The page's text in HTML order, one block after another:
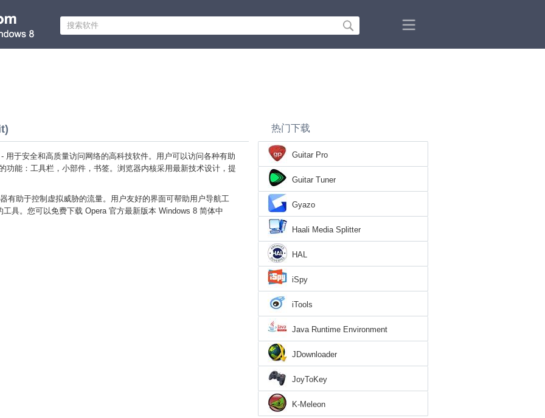
用于安全和高质量访问网络的高科技软件。用户可以访问各种有助
功能：工具栏，小部件，书签。浏览器内核采用最新技术设计，提
有助于控制虚拟威胁的流量。用户友好的界面可帮助用户导航工
工具。您可以免费下载 Opera 官方最新版本 Windows 8 简体中
热门下载
Guitar Pro
Guitar Tuner
Gyazo
Haali Media Splitter
HAL
iSpy
iTools
Java Runtime Environment
JDownloader
JoyToKey
K-Meleon